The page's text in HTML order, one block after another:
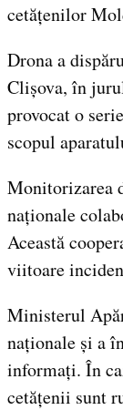
cetățenilor
Drona a
Clișova, în
provocat o
scopul
Monitorizarea
naționale
Această
viitoare
Ministerul
naționale și a
informați. În
cetățenii sunt